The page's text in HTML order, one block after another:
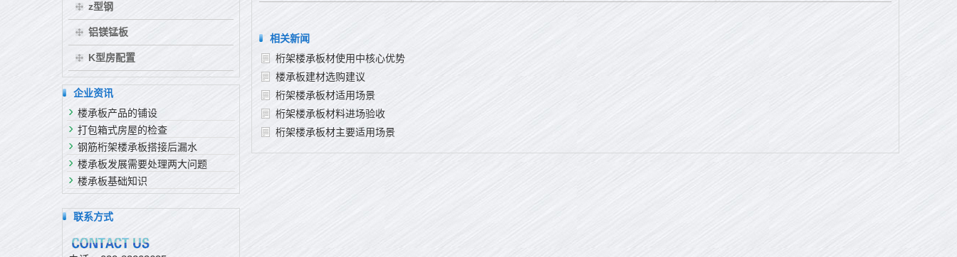
相关新闻
桁架楼承板材使用中核心优势
楼承板建材选购建议
桁架楼承板材适用场景
桁架楼承板材料进场验收
桁架楼承板材主要适用场景
z型钢
铝镁锰板
K型房配置
企业资讯
楼承板产品的铺设
打包箱式房屋的检查
钢筋桁架楼承板搭接后漏水
楼承板发展需要处理两大问题
楼承板基础知识
联系方式